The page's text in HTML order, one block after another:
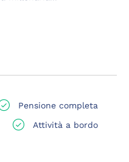
Pensione completa
Attività a bordo